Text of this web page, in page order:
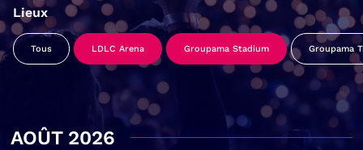
Lieux
Tous LDLC Arena Groupama Stadium Groupama
AOÛT 2026